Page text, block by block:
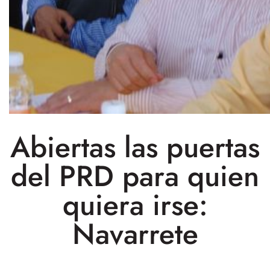
Abiertas las puertas
del PRD para quien
quiera irse:
Navarrete